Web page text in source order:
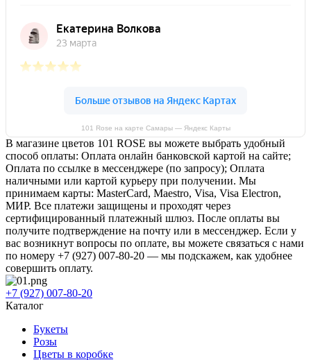
101 Rose на карте Самары — Яндекс Карты
В магазине цветов 101 ROSE вы можете выбрать удобный
способ оплаты: Оплата онлайн банковской картой на сайте;
Оплата по ссылке в мессенджере (по запросу); Оплата
наличными или картой курьеру при получении. Мы
принимаем карты: MasterCard, Maestro, Visa, Visa Electron,
МИР. Все платежи защищены и проходят через
сертифицированный платежный шлюз. После оплаты вы
получите подтверждение на почту или в мессенджер. Если у
вас возникнут вопросы по оплате, вы можете связаться с нами
по номеру +7 (927) 007-80-20 — мы подскажем, как удобнее
совершить оплату.
+7 (927) 007-80-20
Каталог
Букеты
Розы
Цветы в коробке